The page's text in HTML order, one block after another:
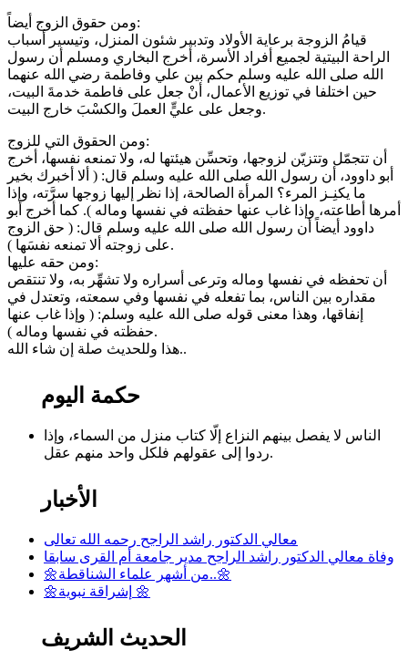
ومن حقوق الزوج أيضاً:
قيامُ الزوجة برعاية الأولاد وتدبير شئون المنزل، وتيسير أسباب
الراحة البيتية لجميع أفراد الأسرة، أخرج البخاري ومسلم أن رسول
الله صلى الله عليه وسلم حكم بين علي وفاطمة رضي الله عنهما
حين اختلفا في توزيع الأعمال، أنْ جعل على فاطمة خدمةَ البيت،
وجعل على عليٍّ العملَ والكسْبَ خارج البيت.
ومن الحقوق التي للزوج:
أن تتجمّل وتتزيّن لزوجها، وتحسِّن هيئتها له، ولا تمنعه نفسها، أخرج
أبو داوود، أن رسول الله صلى الله عليه وسلم قال: ( ألا أخبرك بخير
ما يكنِـز المرء؟ المرأة الصالحة، إذا نظر إليها زوجها سرَّته، وإذا
أمرها أطاعته، وإذا غاب عنها حفظته في نفسها وماله ). كما أخرج أبو
داوود أيضاً أن رسول الله صلى الله عليه وسلم قال: ( حق الزوج
على زوجته ألا تمنعه نفسَها ).
ومن حقه عليها:
أن تحفظه في نفسها وماله وترعى أسراره ولا تشهِّر به، ولا تنتقص
مقداره بين الناس، بما تفعله في نفسها وفي سمعته، وتعتدل في
إنفاقها، وهذا معنى قوله صلى الله عليه وسلم: ( وإذا غاب عنها
حفظته في نفسها وماله ).
هذا وللحديث صلة إن شاء الله..
حكمة اليوم
الناس لا يفصل بينهم النزاع إلّا كتاب منزل من السماء، وإذا
ردوا إلى عقولهم فلكل واحد منهم عقل.
الأخبار
معالي الدكتور راشد الراجح رحمه الله تعالى
وفاة معالي الدكتور راشد الراجح مدير جامعة أم القرى سابقا
🌼من أشهر علماء الشناقطة..🌼
🌼إشراقة نبوية 🌼
الحديث الشريف